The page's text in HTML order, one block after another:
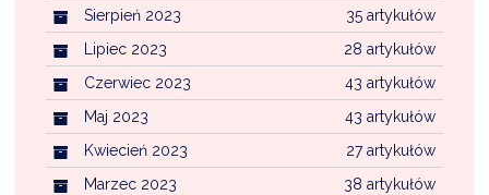
35 artykułów
Sierpień 2023
28 artykułów
Lipiec 2023
43 artykułów
Czerwiec 2023
43 artykułów
Maj 2023
27 artykułów
Kwiecień 2023
38 artykułów
Marzec 2023